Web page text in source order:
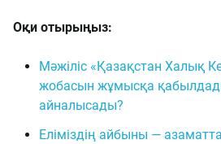
Оқи отырыңыз:
Мәжіліс «Қазақстан Халық
жобасын жұмысқа
айналысады?
Еліміздің айбыны —